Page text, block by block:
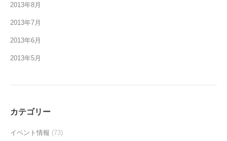
2013年8月
2013年7月
2013年6月
2013年5月
カテゴリー
イベント情報 (73)